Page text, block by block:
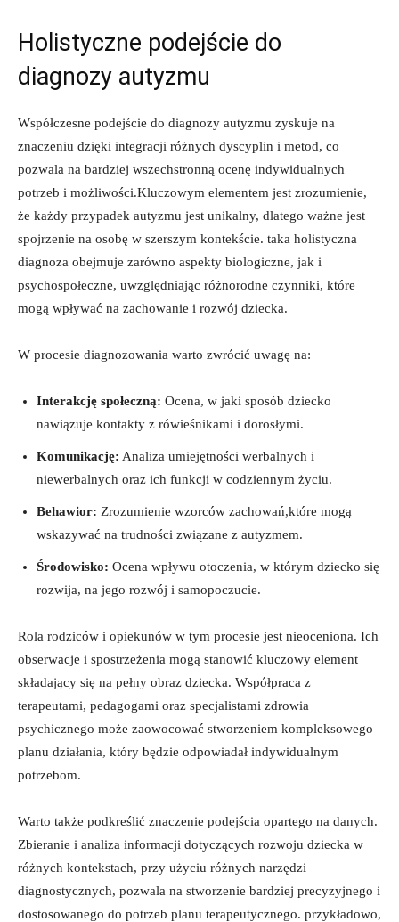
Holistyczne podejście do
diagnozy autyzmu
Współczesne podejście do diagnozy autyzmu zyskuje na
znaczeniu dzięki integracji różnych dyscyplin i metod, co
pozwala na bardziej wszechstronną ocenę indywidualnych
potrzeb i możliwości.Kluczowym elementem jest zrozumienie,
że każdy przypadek autyzmu jest unikalny, dlatego ważne jest
spojrzenie na osobę w szerszym kontekście. taka holistyczna
diagnoza obejmuje zarówno aspekty biologiczne, jak i
psychospołeczne, uwzględniając różnorodne czynniki, które
mogą wpływać na zachowanie i rozwój dziecka.
W procesie diagnozowania warto zwrócić uwagę na:
Interakcję społeczną: Ocena, w jaki sposób dziecko
nawiązuje kontakty z rówieśnikami i dorosłymi.
Komunikację: Analiza umiejętności werbalnych i
niewerbalnych oraz ich funkcji w codziennym życiu.
Behawior: Zrozumienie wzorców zachowań,które mogą
wskazywać na trudności związane z autyzmem.
Środowisko: Ocena wpływu otoczenia, w którym dziecko się
rozwija, na jego rozwój i samopoczucie.
Rola rodziców i opiekunów w tym procesie jest nieoceniona. Ich
obserwacje i spostrzeżenia mogą stanowić kluczowy element
składający się na pełny obraz dziecka. Współpraca z
terapeutami, pedagogami oraz specjalistami zdrowia
psychicznego może zaowocować stworzeniem kompleksowego
planu działania, który będzie odpowiadał indywidualnym
potrzebom.
Warto także podkreślić znaczenie podejścia opartego na danych.
Zbieranie i analiza informacji dotyczących rozwoju dziecka w
różnych kontekstach, przy użyciu różnych narzędzi
diagnostycznych, pozwala na stworzenie bardziej precyzyjnego i
dostosowanego do potrzeb planu terapeutycznego. przykładowo,